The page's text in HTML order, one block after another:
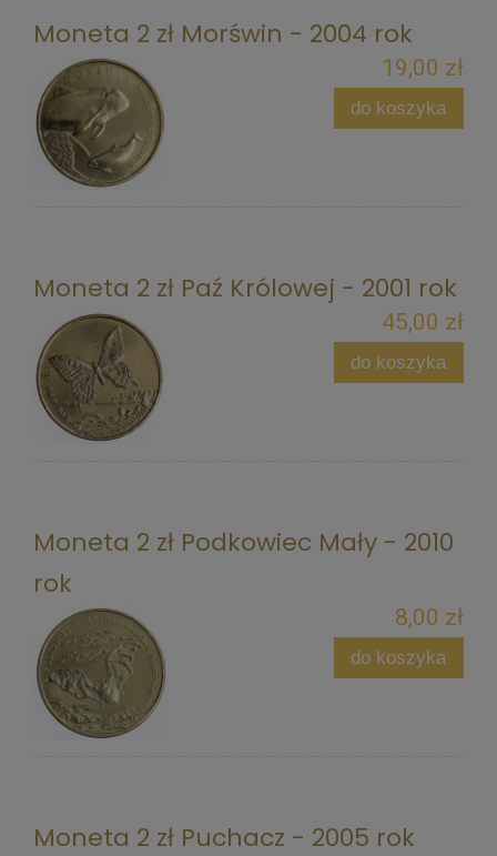
Moneta 2 zł Morświn - 2004 rok
19,00 zł
do koszyka
Moneta 2 zł Paź Królowej - 2001 rok
45,00 zł
do koszyka
Moneta 2 zł Podkowiec Mały - 2010
rok
8,00 zł
do koszyka
Moneta 2 zł Puchacz - 2005 rok